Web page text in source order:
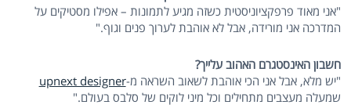
"אני מאוד פרפקציוניסטית כשזה מגיע לתמונות – אפילו מסטיקים על
המדרכה אני מורידה, אבל לא אוהבת לערוך פנים וגוף."
חשבון האינסטגרם האהוב עלייך?
"יש מלא, אבל אני הכי אוהבת לשאוב השראה מ-upnext designer
שמעלה מעצבים מתחילים וכל מיני לוקים של סלבס בעולם."